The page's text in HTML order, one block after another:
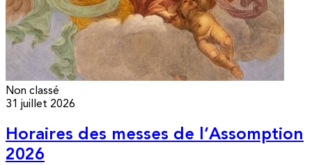
Non classé
31 juillet 2026
Horaires des messes de l’Assomption
2026